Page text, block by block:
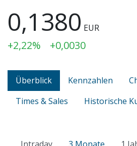
0,1380 EUR
+2,22% +0,0030
Überblick Kennzahlen
Times & Sales
Historische